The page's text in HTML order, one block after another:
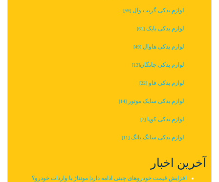
لوازم یدکی گریت وال [59]
لوازم یدکی بایک [61]
لوازم یدکی هاوال [49]
لوازم یدکی چانگان‬‎[13]
لوازم یدکی فاو [22]
لوازم یدکی سایک موتور [14]
لوازم یدکی کوپا [7]
لوازم یدکی سانگ یانگ [11]
آخرین اخبار
افزایش قیمت خودروهای چینی ادامه دارد| مونتاژ یا واردات خودرو؟